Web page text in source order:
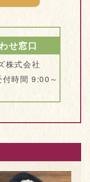
せ窓口
株式会社
時間 9:00～